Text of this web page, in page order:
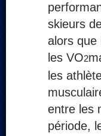
skieurs
alors que
les VO2
les
entre les
période,